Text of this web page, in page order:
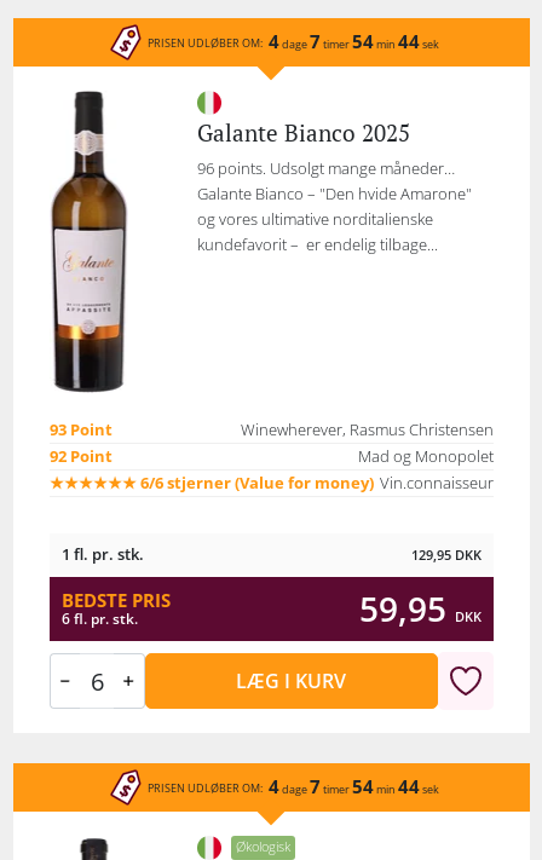
PRISEN UDLØBER OM: 4dage7 timer54min 44sek
Galante Bianco 2025
96 points. Udsolgt mange måneder…
Galante Bianco – "Den hvide Amarone"
og vores ultimative norditalienske
kundefavorit – er endelig tilbage...
93 Point
Winewherever, Rasmus Christensen
92 Point
Mad og Monopolet
★★★★★★ 6/6 stjerner (Value for money) Vin.connaisseur
1 fl. pr. stk. 129,95 DKK
BEDSTE PRIS
6 fl. pr. stk. 59,95 DKK
LÆG I KURV
PRISEN UDLØBER OM: 4dage7 timer54min 44sek
Økologisk